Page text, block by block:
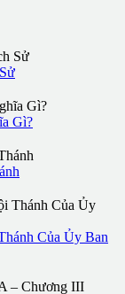
Gì?
Của Ủy Ban